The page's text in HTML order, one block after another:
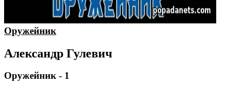
Оружейник
Александр Гулевич
Оружейник - 1